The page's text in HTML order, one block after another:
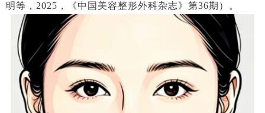
明等，2025，《中国美容整形外科杂志》第36期）。